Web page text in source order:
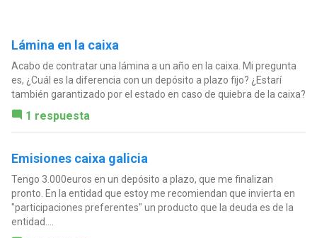
Lámina en la caixa
Acabo de contratar una lámina a un año en la caixa. Mi pregunta
es, ¿Cuál es la diferencia con un depósito a plazo fijo? ¿Estarí
también garantizado por el estado en caso de quiebra de la caixa?
1 respuesta
Emisiones caixa galicia
Tengo 3.000euros en un depósito a plazo, que me finalizan
pronto. En la entidad que estoy me recomiendan que invierta en
"participaciones preferentes" un producto que la deuda es de la
entidad....